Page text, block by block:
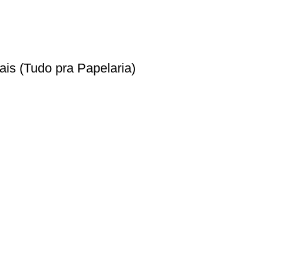
(Tudo pra Papelaria)